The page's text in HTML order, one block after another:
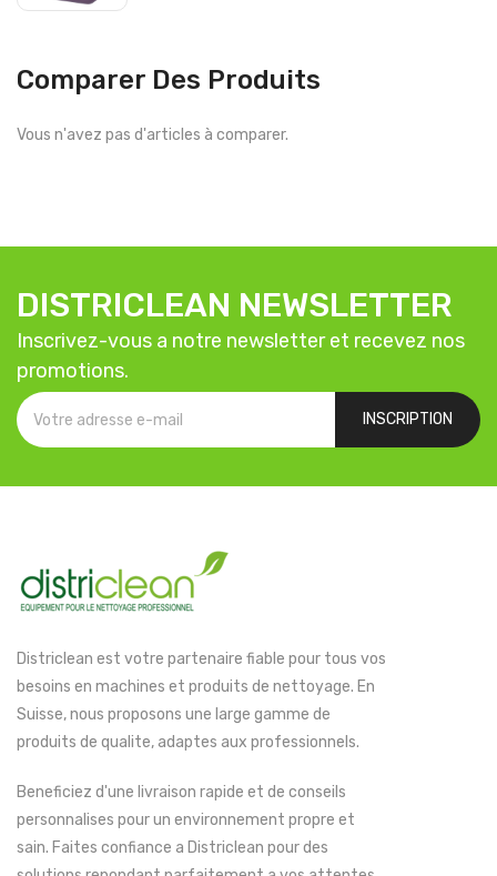
Comparer Des Produits
Vous n'avez pas d'articles à comparer.
DISTRICLEAN NEWSLETTER
Inscrivez-vous a notre newsletter et recevez nos
promotions.
INSCRIPTION
Districlean est votre partenaire fiable pour tous vos
besoins en machines et produits de nettoyage. En
Suisse, nous proposons une large gamme de
produits de qualite, adaptes aux professionnels.
Beneficiez d'une livraison rapide et de conseils
personnalises pour un environnement propre et
sain. Faites confiance a Districlean pour des